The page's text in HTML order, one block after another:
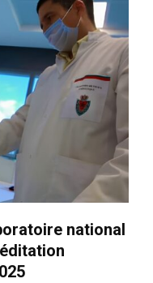
national